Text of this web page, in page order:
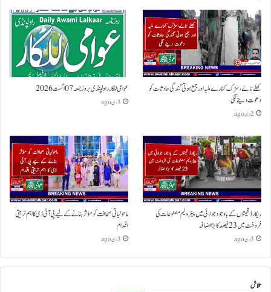
کھلے نالے،سڑک کنارے ملبہ اور جمع ہوتی گندگی حادثات کو
دعوت دینے لگی
2 دن ago
عوامی للکار راولپنڈی بروز جمعہ 07 اگست 2026
3 دن ago
ریکارڈ قیمتوں کے باوجود جولائی میں پیٹرولیم مصنوعات کی
فروخت میں 23 فیصد کا بڑا اضافہ
3 دن ago
ماحولیاتی صحافت کو مؤثر بنانے کے لیے پی آئی ڈی کا اہم تربیتی
اقدام
3 دن ago
تلاش